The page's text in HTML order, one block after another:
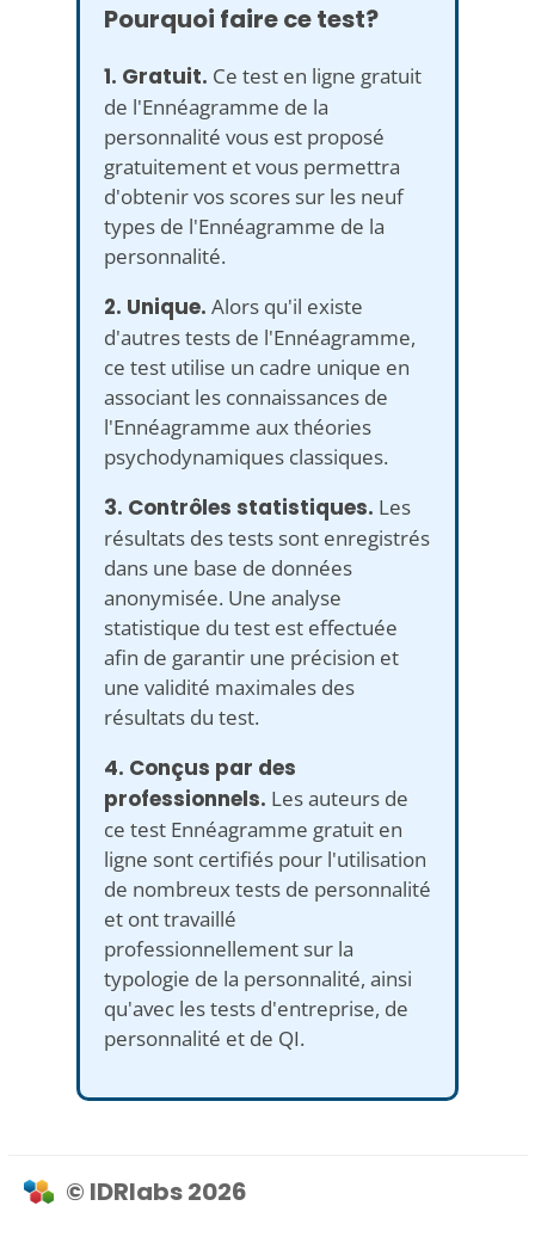
Pourquoi faire ce test?
1. Gratuit. Ce test en ligne gratuit
de l'Ennéagramme de la
personnalité vous est proposé
gratuitement et vous permettra
d'obtenir vos scores sur les neuf
types de l'Ennéagramme de la
personnalité.
2. Unique. Alors qu'il existe
d'autres tests de l'Ennéagramme,
ce test utilise un cadre unique en
associant les connaissances de
l'Ennéagramme aux théories
psychodynamiques classiques.
3. Contrôles statistiques. Les
résultats des tests sont enregistrés
dans une base de données
anonymisée. Une analyse
statistique du test est effectuée
afin de garantir une précision et
une validité maximales des
résultats du test.
4. Conçus par des
professionnels. Les auteurs de
ce test Ennéagramme gratuit en
ligne sont certifiés pour l'utilisation
de nombreux tests de personnalité
et ont travaillé
professionnellement sur la
typologie de la personnalité, ainsi
qu'avec les tests d'entreprise, de
personnalité et de QI.
© IDRlabs 2026